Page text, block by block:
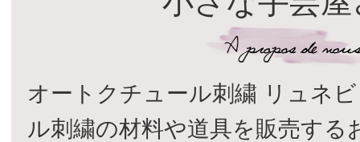
オートクチュール刺繍 リュネビ
ル刺繍の材料や道具を販売する